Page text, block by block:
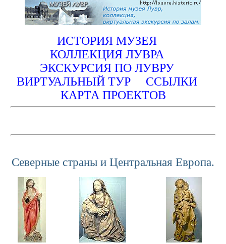
ИСТОРИЯ МУЗЕЯ
КОЛЛЕКЦИЯ ЛУВРА
ЭКСКУРСИЯ ПО ЛУВРУ
ВИРТУАЛЬНЫЙ ТУР
ССЫЛКИ
КАРТА ПРОЕКТОВ
Северные страны и Центральная Европа.